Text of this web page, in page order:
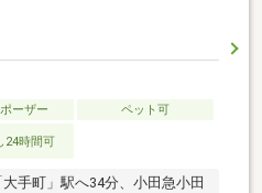
ーザー
ペット可
24時間可
手町」駅へ34分、小田急小田